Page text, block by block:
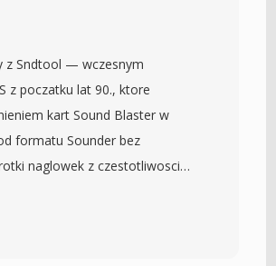
z Sndtool — wczesnym
z poczatku lat 90., ktore
kart Sound Blaster w
formatu Sounder bez
naglowek z czestotliwoscia
ulepszenie